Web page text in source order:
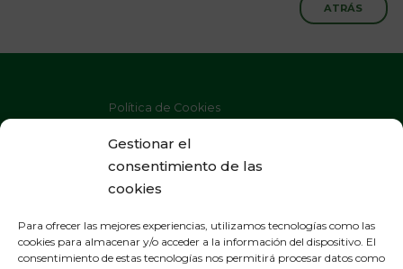
Gestionar el
consentimiento de las
cookies
Para ofrecer las mejores experiencias, utilizamos tecnologías como las
cookies para almacenar y/o acceder a la información del dispositivo. El
consentimiento de estas tecnologías nos permitirá procesar datos como
ATRÁS
Política de Cookies
Política de Privacidad
Aviso Legal